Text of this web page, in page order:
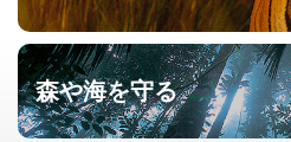
森や海を守る